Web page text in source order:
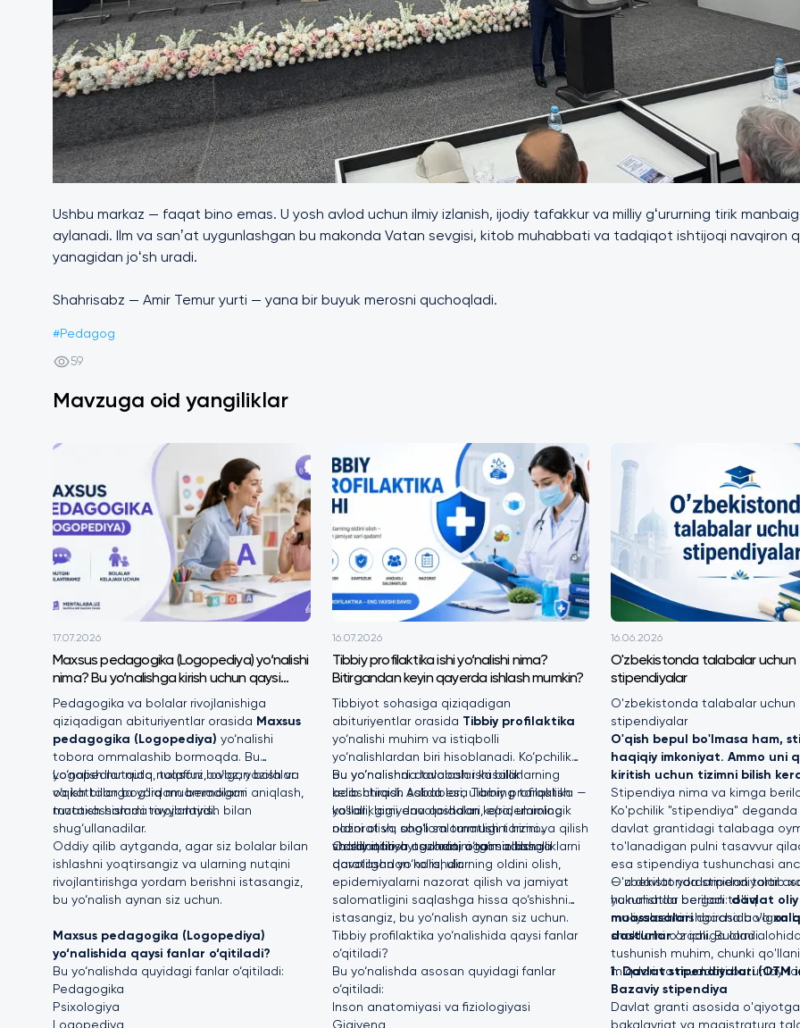
Ushbu markaz — faqat bino emas. U yosh avlod uchun ilmiy izlanish, ijodiy tafakkur va milliy gʻururning tirik
aylanadi. Ilm va sanʼat uygunlashgan bu makonda Vatan sevgisi, kitob muhabbati va tadqiqot ishtijoqi navqiron
yanagidan joʻsh uradi.
Shahrisabz — Amir Temur yurti — yana bir buyuk merosni quchoqladi.
#Pedagog
59
Mavzuga oid yangiliklar
17.07.2026
Maxsus pedagogika (Logopediya) yo‘nalishi
nima? Bu yo‘nalishga kirish uchun qaysi
fanlardan imtihon topshiriladi va
bitirgandan keyin qayerda ishlash mumkin?
Pedagogika va bolalar rivojlanishiga
qiziqadigan abituriyentlar orasida Maxsus
pedagogika (Logopediya) yo‘nalishi
tobora ommalashib bormoqda. Bu
yo‘nalish nutqida nuqsoni bo‘lgan bolalar
va kattalarga yordam beradigan
mutaxassislarni tayyorlaydi.
Logopedlar nutq, talaffuz, ovoz, yozish va
o‘qish bilan bog‘liq muammolarni aniqlash,
tuzatish hamda rivojlantirish bilan
shug‘ullanadilar.
Oddiy qilib aytganda, agar siz bolalar bilan
ishlashni yoqtirsangiz va ularning nutqini
rivojlantirishga yordam berishni istasangiz,
bu yo‘nalish aynan siz uchun.
Maxsus pedagogika (Logopediya)
yo‘nalishida qaysi fanlar o‘qitiladi?
Bu yo‘nalishda quyidagi fanlar o‘qitiladi:
Pedagogika
Psixologiya
16.07.2026
Tibbiy profilaktika ishi yo‘nalishi nima?
Bitirgandan keyin qayerda ishlash mumkin?
Tibbiyot sohasiga qiziqadigan
abituriyentlar orasida Tibbiy profilaktika
yo‘nalishi muhim va istiqbolli
yo‘nalishlardan biri hisoblanadi. Ko‘pchilik
bu yo‘nalishni davolash ishi bilan
adashtiradi. Aslida esa Tibbiy profilaktika —
kasalliklarni davolashdan ko‘ra, ularning
oldini olish, aholi salomatligini himoya qilish
va sanitariya nazoratini ta’minlashga
qaratilgan yo‘nalishdir.
Bu yo‘nalishda talabalar kasalliklarning
kelib chiqish sabablari, ularning tarqalish
yo‘llari, gigiyena qoidalari, epidemiologik
nazorat va sog‘lom turmush tarzini
shakllantirish usullarini o‘rganadilar.
Oddiy qilib aytganda, agar siz kasalliklarni
davolashdan ko‘ra, ularning oldini olish,
epidemiyalarni nazorat qilish va jamiyat
salomatligini saqlashga hissa qo‘shishni
istasangiz, bu yo‘nalish aynan siz uchun.
Tibbiy profilaktika yo‘nalishida qaysi fanlar
o‘qitiladi?
Bu yo‘nalishda asosan quyidagi fanlar
o‘qitiladi:
Inson anatomiyasi va fiziologiyasi
16.06.2026
O'zbekistonda talabalar uchun
stipendiyalar
O'zbekistonda talabalar uchun
stipendiyalar
O'qish bepul bo'lmasa ham,
haqiqiy imkoniyat. Ammo uni
kiritish uchun tizimni bilish
Stipendiya nima va kimga
Ko'pchilik "stipendiya"
davlat grantidagi talabaga
to'lanadigan pulni tasavvur
esa stipendiya tushunchasi
— u davlat yordamidan tortib
hukumatlar bergan to'liq
moliyalashtirishgacha bo'lgan
shakllarni o'z ichiga oladi.
O'zbekistonda stipendiyalar
yo'nalishda beriladi:davlat
muassasalaridoirasida va
dasturlarorqali. Bularni
tushunish muhim, chunki
miqdori va muddati butunlay
1. Davlat stipendiyalari (OTM
Bazaviy stipendiya
Davlat granti asosida